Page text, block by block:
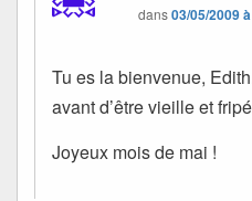
dans03/05/2009
Tu es la bienvenue,
avant d’être vieille et
Joyeux mois de mai !